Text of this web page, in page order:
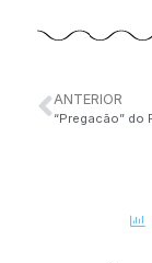
ANTERIOR